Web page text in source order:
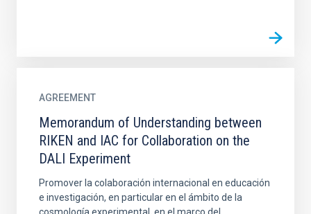
AGREEMENT
Memorandum of Understanding between
RIKEN and IAC for Collaboration on the
DALI Experiment
Promover la colaboración internacional en educación
e investigación, en particular en el ámbito de la